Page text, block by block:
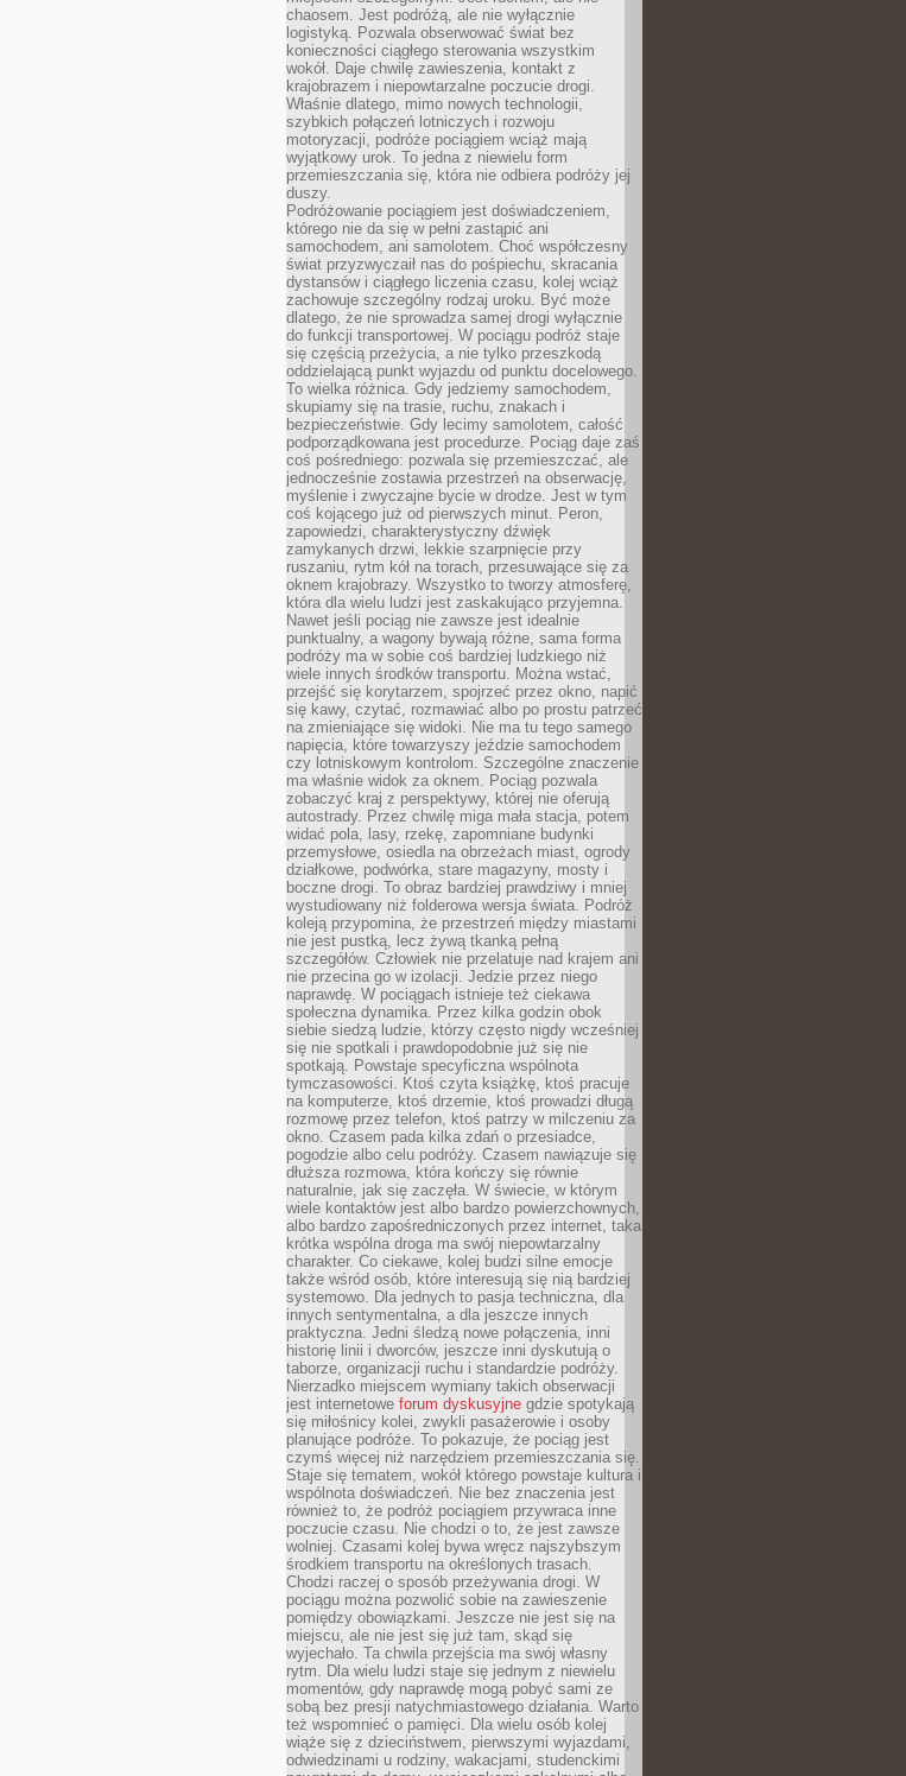
chaosem. Jest podróżą, ale nie wyłącznie
logistyką. Pozwala obserwować świat bez
konieczności ciągłego sterowania wszystkim
wokół. Daje chwilę zawieszenia, kontakt z
krajobrazem i niepowtarzalne poczucie drogi.
Właśnie dlatego, mimo nowych technologii,
szybkich połączeń lotniczych i rozwoju
motoryzacji, podróże pociągiem wciąż mają
wyjątkowy urok. To jedna z niewielu form
przemieszczania się, która nie odbiera podróży jej
duszy.
Podróżowanie pociągiem jest doświadczeniem,
którego nie da się w pełni zastąpić ani
samochodem, ani samolotem. Choć współczesny
świat przyzwyczaił nas do pośpiechu, skracania
dystansów i ciągłego liczenia czasu, kolej wciąż
zachowuje szczególny rodzaj uroku. Być może
dlatego, że nie sprowadza samej drogi wyłącznie
do funkcji transportowej. W pociągu podróż staje
się częścią przeżycia, a nie tylko przeszkodą
oddzielającą punkt wyjazdu od punktu docelowego.
To wielka różnica. Gdy jedziemy samochodem,
skupiamy się na trasie, ruchu, znakach i
bezpieczeństwie. Gdy lecimy samolotem, całość
podporządkowana jest procedurze. Pociąg daje zaś
coś pośredniego: pozwala się przemieszczać, ale
jednocześnie zostawia przestrzeń na obserwację,
myślenie i zwyczajne bycie w drodze. Jest w tym
coś kojącego już od pierwszych minut. Peron,
zapowiedzi, charakterystyczny dźwięk
zamykanych drzwi, lekkie szarpnięcie przy
ruszaniu, rytm kół na torach, przesuwające się za
oknem krajobrazy. Wszystko to tworzy atmosferę,
która dla wielu ludzi jest zaskakująco przyjemna.
Nawet jeśli pociąg nie zawsze jest idealnie
punktualny, a wagony bywają różne, sama forma
podróży ma w sobie coś bardziej ludzkiego niż
wiele innych środków transportu. Można wstać,
przejść się korytarzem, spojrzeć przez okno, napić
się kawy, czytać, rozmawiać albo po prostu patrzeć
na zmieniające się widoki. Nie ma tu tego samego
napięcia, które towarzyszy jeździe samochodem
czy lotniskowym kontrolom. Szczególne znaczenie
ma właśnie widok za oknem. Pociąg pozwala
zobaczyć kraj z perspektywy, której nie oferują
autostrady. Przez chwilę miga mała stacja, potem
widać pola, lasy, rzekę, zapomniane budynki
przemysłowe, osiedla na obrzeżach miast, ogrody
działkowe, podwórka, stare magazyny, mosty i
boczne drogi. To obraz bardziej prawdziwy i mniej
wystudiowany niż folderowa wersja świata. Podróż
koleją przypomina, że przestrzeń między miastami
nie jest pustką, lecz żywą tkanką pełną
szczegółów. Człowiek nie przelatuje nad krajem ani
nie przecina go w izolacji. Jedzie przez niego
naprawdę. W pociągach istnieje też ciekawa
społeczna dynamika. Przez kilka godzin obok
siebie siedzą ludzie, którzy często nigdy wcześniej
się nie spotkali i prawdopodobnie już się nie
spotkają. Powstaje specyficzna wspólnota
tymczasowości. Ktoś czyta książkę, ktoś pracuje
na komputerze, ktoś drzemie, ktoś prowadzi długą
rozmowę przez telefon, ktoś patrzy w milczeniu za
okno. Czasem pada kilka zdań o przesiadce,
pogodzie albo celu podróży. Czasem nawiązuje się
dłuższa rozmowa, która kończy się równie
naturalnie, jak się zaczęła. W świecie, w którym
wiele kontaktów jest albo bardzo powierzchownych,
albo bardzo zapośredniczonych przez internet, taka
krótka wspólna droga ma swój niepowtarzalny
charakter. Co ciekawe, kolej budzi silne emocje
także wśród osób, które interesują się nią bardziej
systemowo. Dla jednych to pasja techniczna, dla
innych sentymentalna, a dla jeszcze innych
praktyczna. Jedni śledzą nowe połączenia, inni
historię linii i dworców, jeszcze inni dyskutują o
taborze, organizacji ruchu i standardzie podróży.
Nierzadko miejscem wymiany takich obserwacji
jest internetowe forum dyskusyjne gdzie spotykają
się miłośnicy kolei, zwykli pasażerowie i osoby
planujące podróże. To pokazuje, że pociąg jest
czymś więcej niż narzędziem przemieszczania się.
Staje się tematem, wokół którego powstaje kultura i
wspólnota doświadczeń. Nie bez znaczenia jest
również to, że podróż pociągiem przywraca inne
poczucie czasu. Nie chodzi o to, że jest zawsze
wolniej. Czasami kolej bywa wręcz najszybszym
środkiem transportu na określonych trasach.
Chodzi raczej o sposób przeżywania drogi. W
pociągu można pozwolić sobie na zawieszenie
pomiędzy obowiązkami. Jeszcze nie jest się na
miejscu, ale nie jest się już tam, skąd się
wyjechało. Ta chwila przejścia ma swój własny
rytm. Dla wielu ludzi staje się jednym z niewielu
momentów, gdy naprawdę mogą pobyć sami ze
sobą bez presji natychmiastowego działania. Warto
też wspomnieć o pamięci. Dla wielu osób kolej
wiąże się z dzieciństwem, pierwszymi wyjazdami,
odwiedzinami u rodziny, wakacjami, studenckimi